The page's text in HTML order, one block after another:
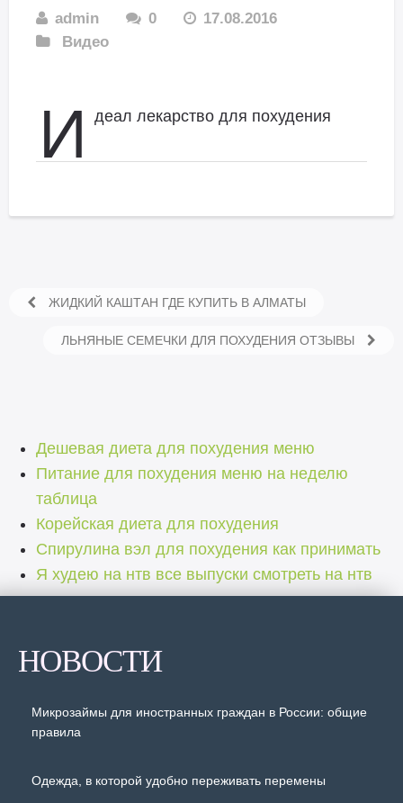
admin 0
17.08.2016
Видео
И деал лекарство для похудения
ЖИДКИЙ КАШТАН ГДЕ КУПИТЬ В АЛМАТЫ
ЛЬНЯНЫЕ СЕМЕЧКИ ДЛЯ ПОХУДЕНИЯ ОТЗЫВЫ
Дешевая диета для похудения меню
Питание для похудения меню на неделю
таблица
Корейская диета для похудения
Спирулина вэл для похудения как принимать
Я худею на нтв все выпуски смотреть на нтв
НОВОСТИ
Микрозаймы для иностранных граждан в России: общие
правила
Одежда, в которой удобно переживать перемены